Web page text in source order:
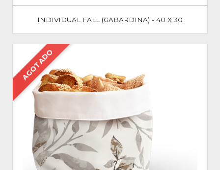
INDIVIDUAL FALL (GABARDINA) - 40 X 30
AGOTADO